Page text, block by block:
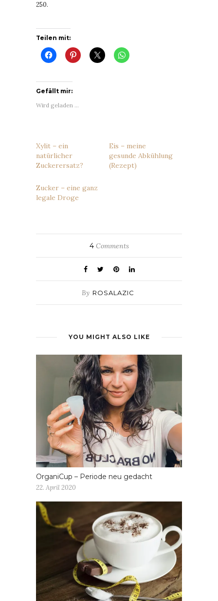
250.
Teilen mit:
Gefällt mir:
Wird geladen …
Xylit – ein
natürlicher
Zuckerersatz?
Eis – meine
gesunde Abkühlung
(Rezept)
Zucker – eine ganz
legale Droge
4Comments
By ROSALAZIC
YOU MIGHT ALSO LIKE
OrganiCup – Periode neu gedacht
22. April 2020